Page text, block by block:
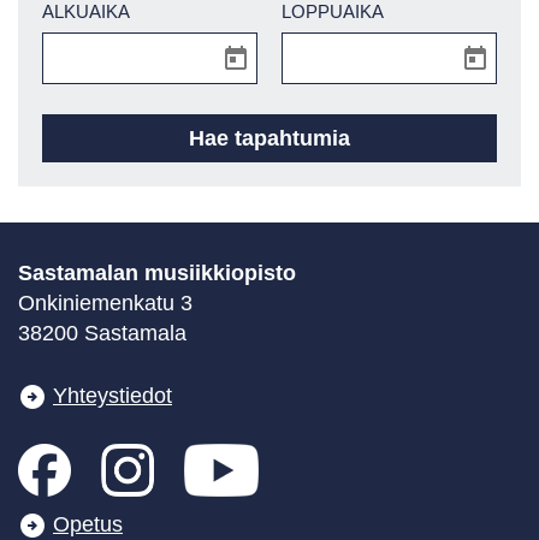
ALKUAIKA LOPPUAIKA
Sastamalan musiikkiopisto
Onkiniemenkatu 3
38200 Sastamala
Yhteystiedot
Opetus